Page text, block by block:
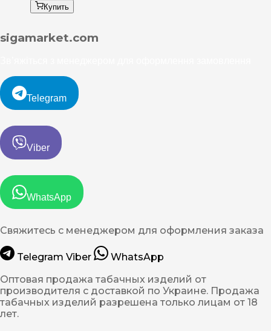
Купить
sigamarket.com
Telegram
Viber
WhatsApp
Свяжитесь с менеджером для оформления заказа
Telegram Viber
WhatsApp
Оптовая продажа табачных изделий от
производителя с доставкой по Украине. Продажа
табачных изделий разрешена только лицам от 18
лет.